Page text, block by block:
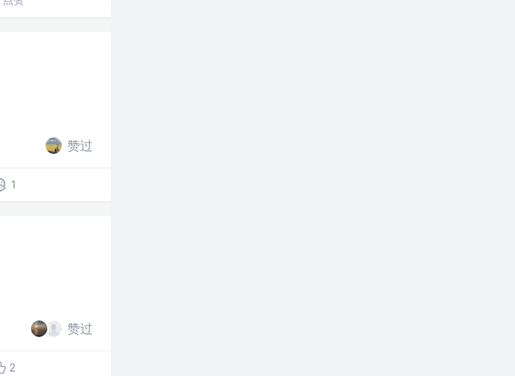
赞过
1
赞过
2